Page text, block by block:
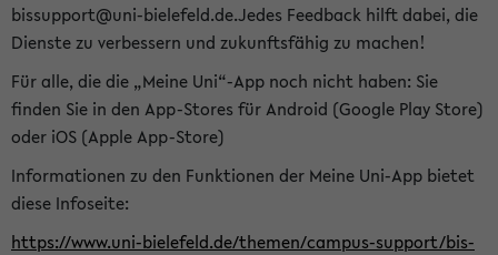
bissupport@uni-bielefeld.de.Jedes Feedback hilft dabei, die
Dienste zu verbessern und zukunftsfähig zu machen!
Für alle, die die „Meine Uni“-App noch nicht haben: Sie
finden Sie in den App-Stores für Android (Google Play Store)
oder iOS (Apple App-Store)
Informationen zu den Funktionen der Meine Uni-App bietet
diese Infoseite:
https://www.uni-bielefeld.de/themen/campus-support/bis-